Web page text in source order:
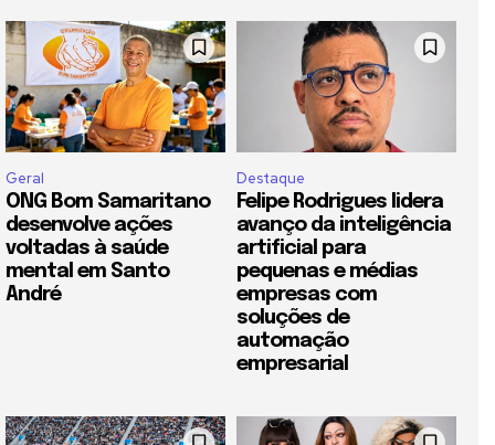
Geral
ONG Bom Samaritano
desenvolve ações
voltadas à saúde
mental em Santo
André
Destaque
Felipe Rodrigues lidera
avanço da inteligência
artificial para
pequenas e médias
empresas com
soluções de
automação
empresarial